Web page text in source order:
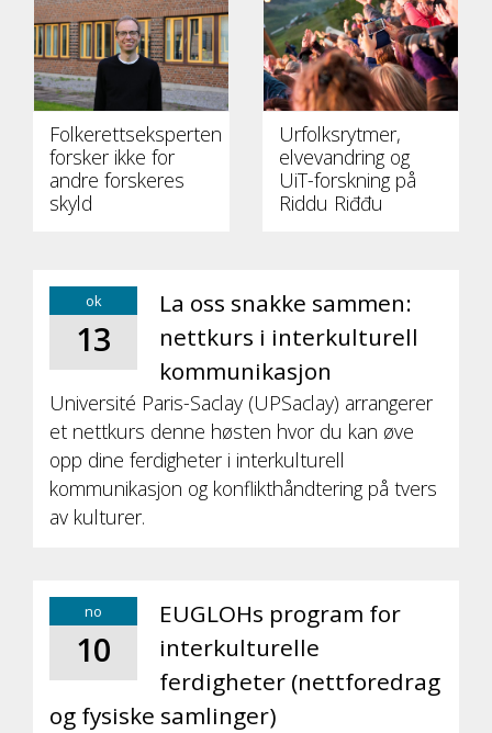
Folkerettseksperten
forsker ikke for
andre forskeres
skyld
Urfolksrytmer,
elvevandring og
UiT-forskning på
Riddu Riđđu
ok
13
La oss snakke sammen:
nettkurs i interkulturell
kommunikasjon
Université Paris-Saclay (UPSaclay) arrangerer
et nettkurs denne høsten hvor du kan øve
opp dine ferdigheter i interkulturell
kommunikasjon og konflikthåndtering på tvers
av kulturer.
no
10
EUGLOHs program for
interkulturelle
ferdigheter (nettforedrag
og fysiske samlinger)